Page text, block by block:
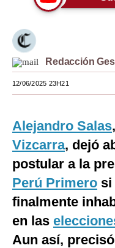
Estilos
Mundo
Internacional
Tecnología
Mix
Redacción
12/06/2025 23H21
Alejandro Salas
Vizcarra, dejó
postular a la
Perú Primero si
finalmente
en las
Aun así,